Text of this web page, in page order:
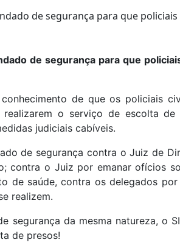
de segurança para que
de que os policiais
realizarem o serviço de escolta
judiciais cabíveis.
de segurança contra o Juiz de
contra o Juiz por emanar ofícios
de saúde, contra os delegados
realizem.
segurança da mesma natureza, o
de presos!